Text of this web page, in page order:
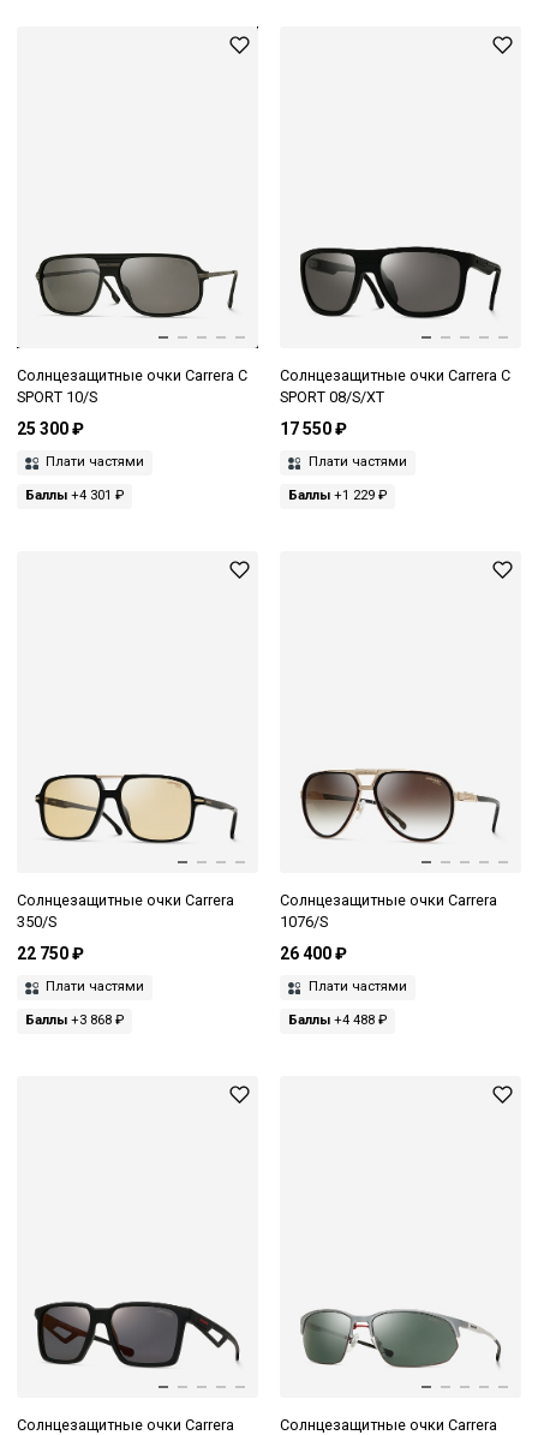
Солнцезащитные очки Carrera C
SPORT 10/S
25 300 ₽
Плати частями
Баллы +4 301 ₽
Солнцезащитные очки Carrera C
SPORT 08/S/XT
17 550 ₽
Плати частями
Баллы+1 229 ₽
Солнцезащитные очки Carrera
350/S
22 750 ₽
Плати частями
Баллы +3 868 ₽
Солнцезащитные очки Carrera
1076/S
26 400 ₽
Плати частями
Баллы+4 488 ₽
Солнцезащитные очки Carrera
Солнцезащитные очки Carrera